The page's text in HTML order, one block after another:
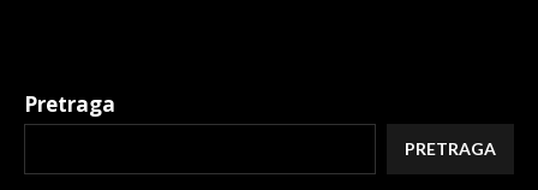
Pretraga
PRETRAGA